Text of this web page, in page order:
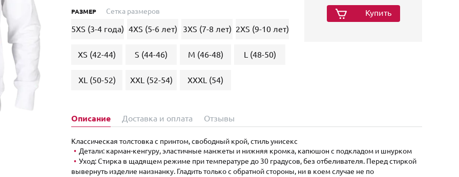
РАЗМЕР Сетка размеров
5XS (3-4 года) 4XS (5-6 лет) 3XS (7-8 лет) 2XS (9-10 лет)
XS (42-44) S (44-46) M (46-48) L (48-50)
XL (50-52) XXL (52-54) XXXL (54)
Купить
Описание Доставка и оплата Отзывы
Классическая толстовка с принтом, свободный крой, стиль унисекс
Детали: карман-кенгуру, эластичные манжеты и нижняя кромка, капюшон с подкладом и шнурком
Уход: Стирка в щадящем режиме при температуре до 30 градусов, без отбеливателя. Перед стиркой
вывернуть изделие наизнанку. Гладить только с обратной стороны, ни в коем случае не по